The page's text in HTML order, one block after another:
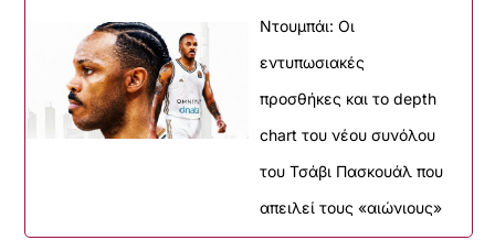
Ντουμπάι: Οι
εντυπωσιακές
προσθήκες και το depth
chart του νέου συνόλου
του Τσάβι Πασκουάλ που
απειλεί τους «αιώνιους»